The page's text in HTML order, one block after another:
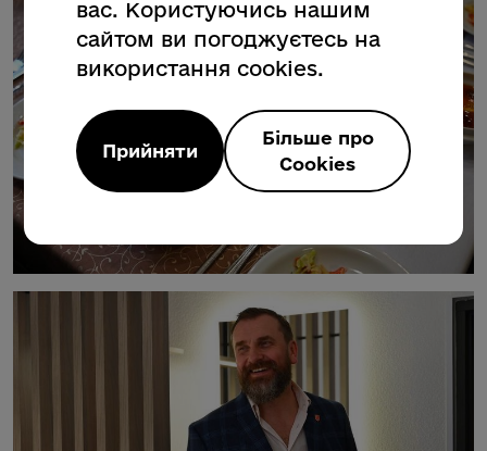
вас. Користуючись нашим
сайтом ви погоджуєтесь на
використання cookies.
Прийняти
Більше про
Cookies